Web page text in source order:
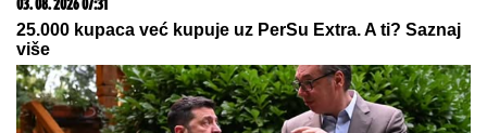
08. 08. 2026 06:47